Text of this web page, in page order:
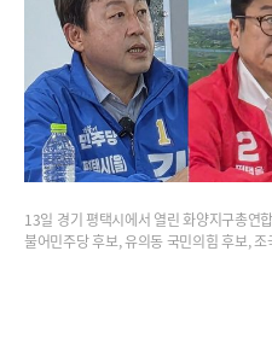
13일 경기 평택시에서 열린 화양지구총연
불어민주당 후보, 유의동 국민의힘 후보,